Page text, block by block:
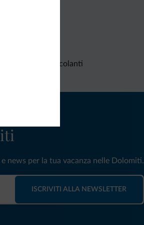
Richieste non vincolanti
news per la tua vacanza nelle Dolomiti.
ISCRIVITI ALLA NEWSLETTER